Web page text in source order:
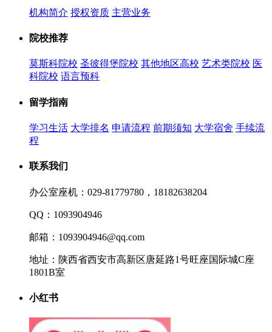
机构简介 授权资质 主营业务
院校推荐
莫斯科院校 圣彼得堡院校 其他地区高校 艺术类院校 医
科院校 语言预科
留学指南
学习生活 大学排名 申请流程 前期须知 大学宿舍 手续流
程
联系我们
办公室座机：029-81779780，18182638204
QQ：1093904946
邮箱：1093904946@qq.com
地址：陕西省西安市高新区唐延路1号旺座国际城C座
1801B室
小红书